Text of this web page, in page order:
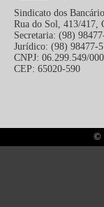
Sindicato dos
Rua do Sol, 413/417,
Secretaria: (98)
Jurídico: (98) 98477-
CNPJ: 06.299.549/
CEP: 65020-590
©